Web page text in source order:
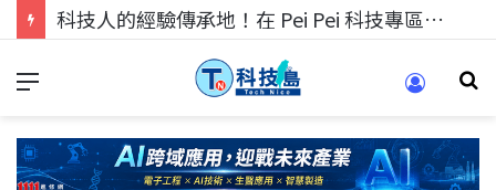
科技人的經驗傳承地！在 Pei Pei 科技專區，與學弟妹交流最硬核的技術